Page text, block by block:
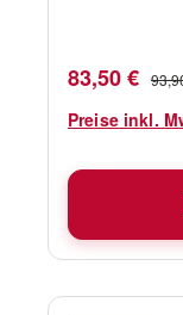
83,50 €
Preise inkl.